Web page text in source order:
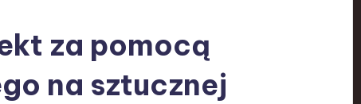
za pomocą
na sztucznej